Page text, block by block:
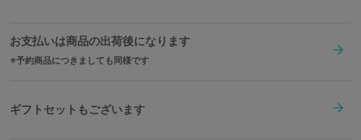
素材／ 本体：牛革、合成皮革、熱可塑性ポリウレタン 裏地：ポリエステル1
00% 金具：合金
お支払いは商品の出荷後になります
予約商品につきましても同様です
ギフトセットもございます